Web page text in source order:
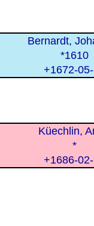
Bernardt,
*1610
+1672-
Küechlin,
*
+1686-